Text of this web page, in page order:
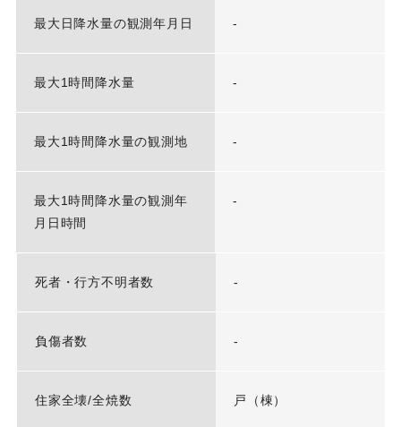
最大日降水量の観測年月日 -
最大1時間降水量 -
最大1時間降水量の観測地 -
最大1時間降水量の観測年
月日時間
-
死者・行方不明者数 -
負傷者数 -
住家全壊/全焼数 戸（棟）